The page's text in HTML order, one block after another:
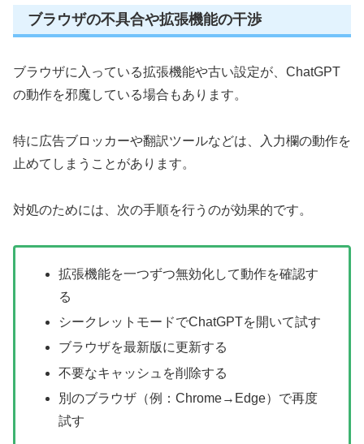
ブラウザの不具合や拡張機能の干渉
ブラウザに入っている拡張機能や古い設定が、ChatGPT
の動作を邪魔している場合もあります。
特に広告ブロッカーや翻訳ツールなどは、入力欄の動作を
止めてしまうことがあります。
対処のためには、次の手順を行うのが効果的です。
拡張機能を一つずつ無効化して動作を確認す
る
シークレットモードでChatGPTを開いて試す
ブラウザを最新版に更新する
不要なキャッシュを削除する
別のブラウザ（例：Chrome→Edge）で再度
試す